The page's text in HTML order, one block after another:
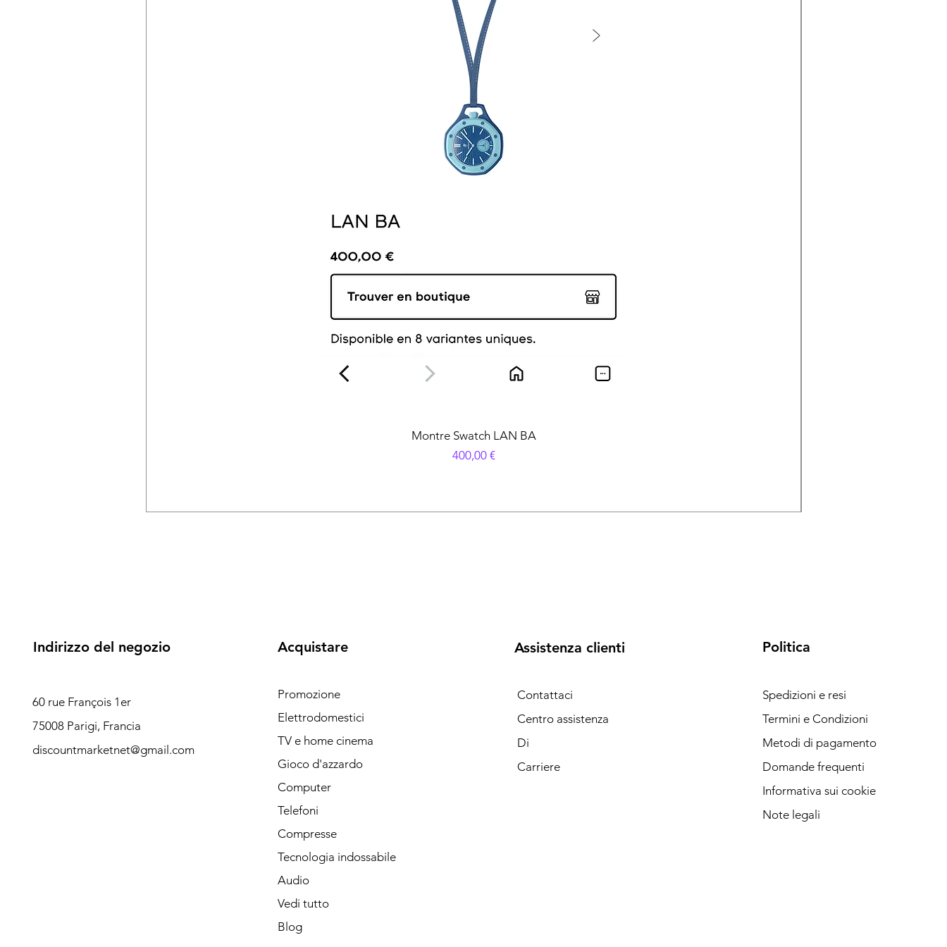
Montre Swatch LAN BA
Prezzo
400,00 €
Indirizzo del negozio
60 rue François 1er
75008 Parigi, Francia
discountmarketnet@gmail.com
Acquistare
Promozione
Elettrodomestici
TV e home cinema
Gioco d'azzardo
Computer
Telefoni
Compresse
Tecnologia indossabile
Audio
Vedi tutto
Blog
Assistenza clienti
Contattaci
Centro assistenza
Di
Carriere
Politica
Spedizioni e resi
Termini e Condizioni
Metodi di pagamento
Domande frequenti
Informativa sui cookie
Note legali